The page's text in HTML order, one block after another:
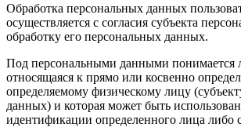
Обработка персональных данных
осуществляется с согласия субъекта
обработку его персональных данных.
Под персональными данными понимается
относящаяся к прямо или косвенно
определяемому физическому лицу
данных) и которая может быть
идентификации определенного лица либо